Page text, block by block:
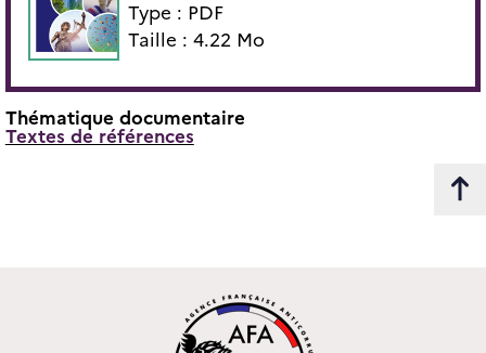
Type : PDF
Taille : 4.22 Mo
Thématique documentaire
Textes de références